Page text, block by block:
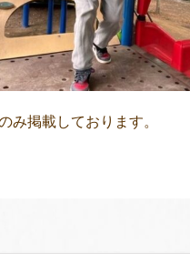
み掲載しております。